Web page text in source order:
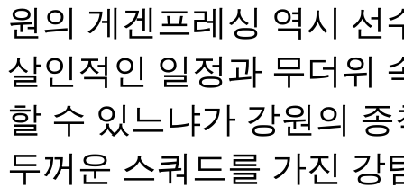
원의 게겐프레싱 역시 선
살인적인 일정과 무더위
할 수 있느냐가 강원의
두꺼운 스쿼드를 가진 강